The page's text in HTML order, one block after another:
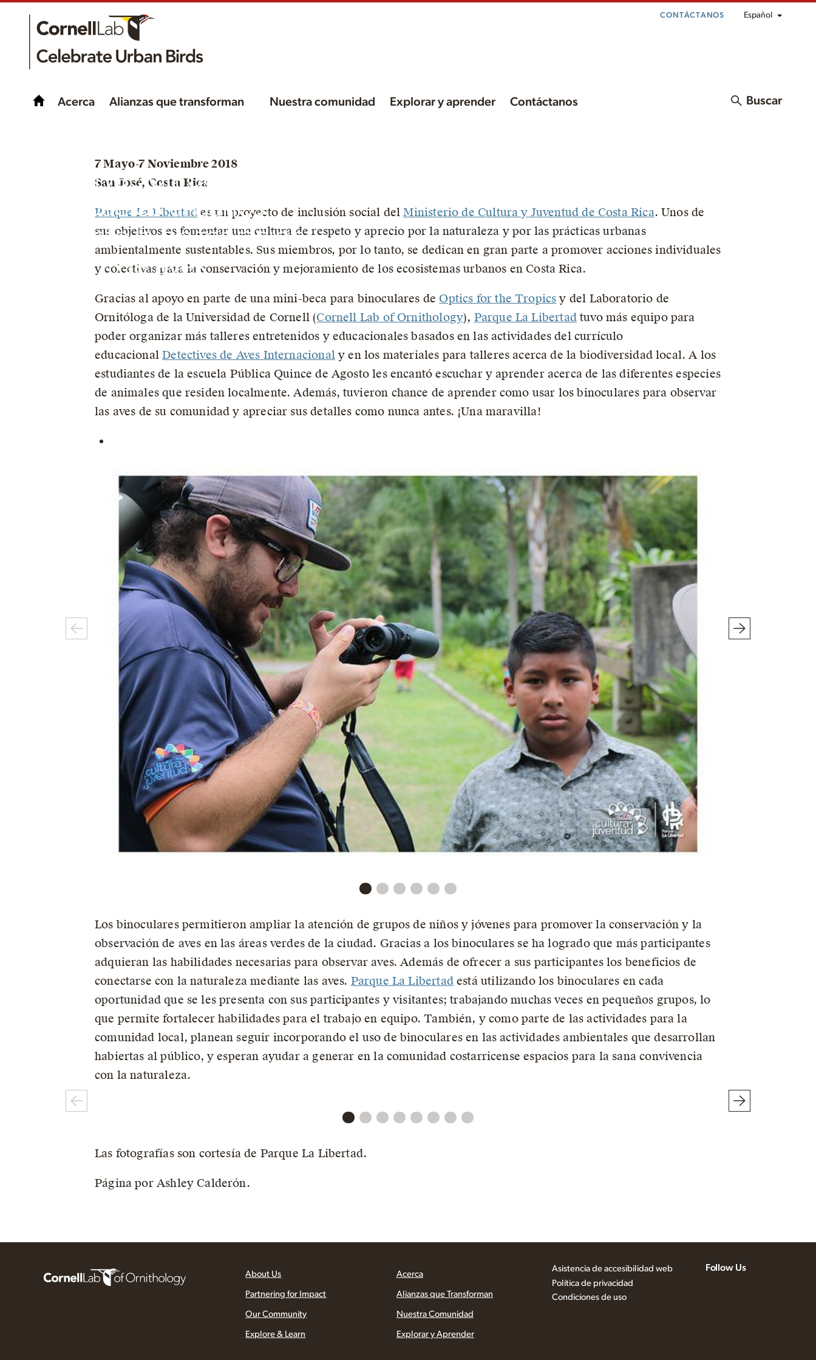
CONTÁCTANOS Español
Acerca Alianzas que transforman Nuestra comunidad Explorar y aprender Contáctanos Buscar
conservación desde los
espacios urbanos
mediante la observación
de aves
7 Mayo-7 Noviembre 2018
San José, Costa Rica
Parque La Libertad es un proyecto de inclusión social delMinisterio de Cultura y Juventud de Costa Rica. Unos de
sus objetivos es fomentar una cultura de respeto y aprecio por la naturaleza y por las prácticas urbanas
ambientalmente sustentables. Sus miembros, por lo tanto, se dedican en gran parte a promover acciones individuales
y colectivas para la conservación y mejoramiento de los ecosistemas urbanos en Costa Rica.
Gracias al apoyo en parte de una mini-beca para binoculares de Optics for the Tropics y del Laboratorio de
Ornitóloga de la Universidad de Cornell (Cornell Lab of Ornithology), Parque La Libertadtuvo más equipo para
poder organizar más talleres entretenidos y educacionales basados en las actividades del currículo
educacionalDetectives de Aves Internacionaly en los materiales para talleres acerca de la biodiversidad local. A los
estudiantes de la escuela Pública Quince de Agosto les encantó escuchar y aprender acerca de las diferentes especies
de animales que residen localmente. Además, tuvieron chance de aprender como usar los binoculares para observar
las aves de su comunidad y apreciar sus detalles como nunca antes. ¡Una maravilla!
Los binoculares permitieron ampliar la atención de grupos de niños y jóvenes para promover la conservación y la
observación de aves en las áreas verdes de la ciudad. Gracias a los binoculares se ha logrado que más participantes
adquieran las habilidades necesarias para observar aves. Además de ofrecer a sus participantes los beneficios de
conectarse con la naturaleza mediante las aves. Parque La Libertadestá utilizando los binoculares en cada
oportunidad que se les presenta con sus participantes y visitantes; trabajando muchas veces en pequeños grupos, lo
que permite fortalecer habilidades para el trabajo en equipo. También, y como parte de las actividades para la
comunidad local, planean seguir incorporando el uso de binoculares en las actividades ambientales que desarrollan
habiertas al público, y esperan ayudar a generar en la comunidad costarricense espacios para la sana convivencia
con la naturaleza.
Las fotografías son cortesía de Parque La Libertad.
Página por Ashley Calderón.
About Us
Partnering for Impact
Our Community
Explore & Learn
Acerca
Alianzas que Transforman
Nuestra Comunidad
Explorar y Aprender
Asistencia de accesibilidad web
Política de privacidad
Condiciones de uso
Follow Us